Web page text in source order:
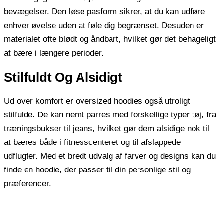
bevægelser. Den løse pasform sikrer, at du kan udføre
enhver øvelse uden at føle dig begrænset. Desuden er
materialet ofte blødt og åndbart, hvilket gør det behageligt
at bære i længere perioder.
Stilfuldt Og Alsidigt
Ud over komfort er oversized hoodies også utroligt
stilfulde. De kan nemt parres med forskellige typer tøj, fra
træningsbukser til jeans, hvilket gør dem alsidige nok til
at bæres både i fitnesscenteret og til afslappede
udflugter. Med et bredt udvalg af farver og designs kan du
finde en hoodie, der passer til din personlige stil og
præferencer.